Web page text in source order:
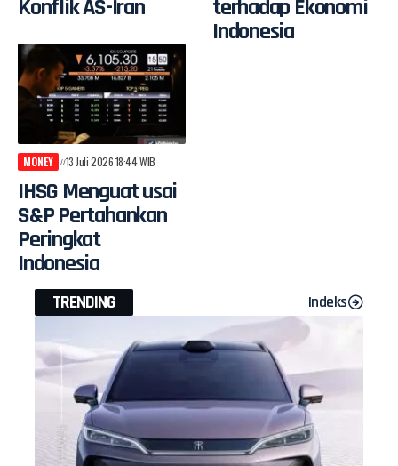
Konflik AS-Iran
terhadap Ekonomi
Indonesia
MONEY 13 Juli 2026 18:44 WIB
IHSG Menguat usai
S&P Pertahankan
Peringkat
Indonesia
TRENDING Indeks